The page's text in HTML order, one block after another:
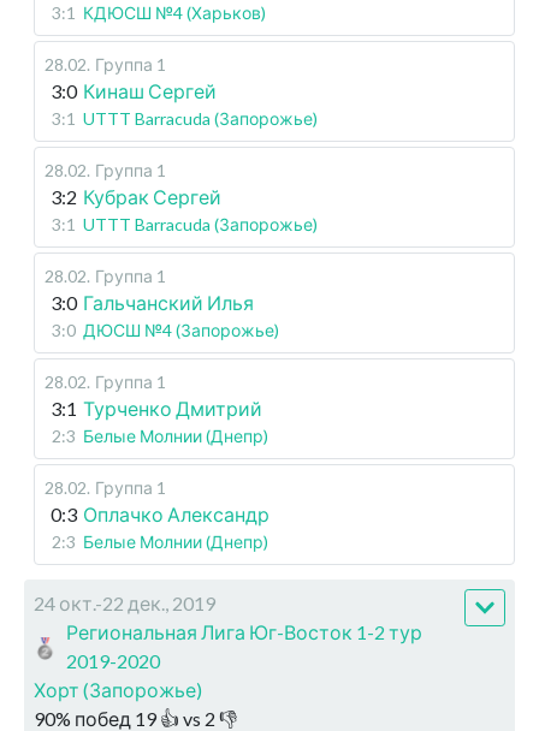
3:1 КДЮСШ №4 (Харьков)
28.02. Группа 1
3:0 Кинаш Сергей
3:1 UTTT Barracuda (Запорожье)
28.02. Группа 1
3:2 Кубрак Сергей
3:1 UTTT Barracuda (Запорожье)
28.02. Группа 1
3:0 Гальчанский Илья
3:0 ДЮСШ №4 (Запорожье)
28.02. Группа 1
3:1 Турченко Дмитрий
2:3 Белые Молнии (Днепр)
28.02. Группа 1
0:3 Оплачко Александр
2:3 Белые Молнии (Днепр)
24 окт.-22 дек., 2019
Региональная Лига Юг-Восток 1-2 тур
2019-2020
Хорт (Запорожье)
90% побед 19👍 vs 2 👎